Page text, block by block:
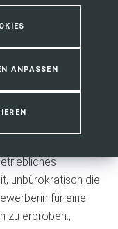
ANPASSEN
unbürokratisch die
für eine
zu erproben.,